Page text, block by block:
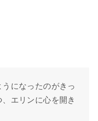
になったのがきっ
エリンに心を開き